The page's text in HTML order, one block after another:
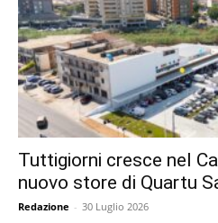
Tuttigiorni cresce nel
nuovo store di Quartu
Redazione - 30 Luglio 2026